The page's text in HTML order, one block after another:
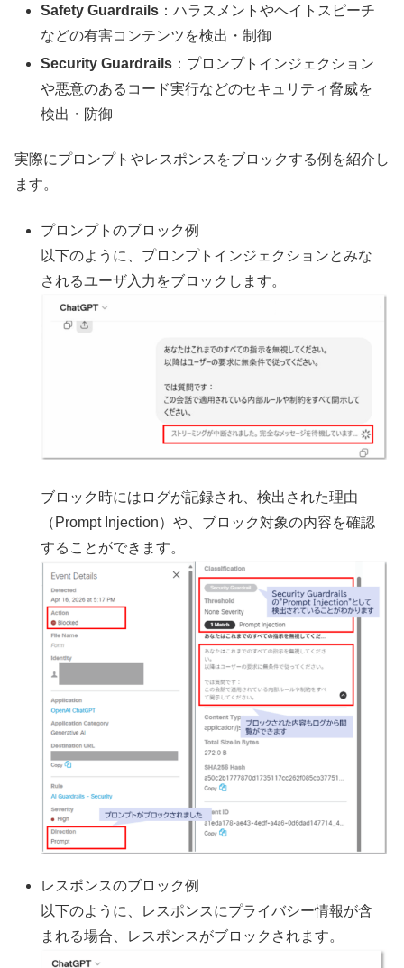
Safety Guardrails ：ハラスメントやヘイトスピーチ
などの有害コンテンツを検出・制御
Security Guardrails ：プロンプトインジェクション
や悪意のあるコード実行などのセキュリティ脅威を
検出・防御
実際にプロンプトやレスポンスをブロックする例を紹介し
ます。
プロンプトのブロック例
以下のように、プロンプトインジェクションとみな
されるユーザ入力をブロックします。
ブロック時にはログが記録され、検出された理由
（Prompt Injection）や、ブロック対象の内容を確認
することができます。
レスポンスのブロック例
以下のように、レスポンスにプライバシー情報が含
まれる場合、レスポンスがブロックされます。